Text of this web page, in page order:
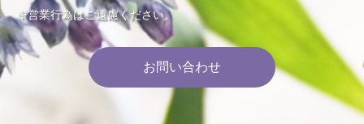
※営業行為はご遠慮ください。
お問い合わせ